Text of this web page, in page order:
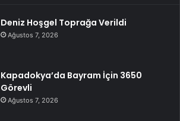
Deniz Hoşgel Toprağa Verildi
Ağustos 7, 2026
Kapadokya’da Bayram İçin 3650
Görevli
Ağustos 7, 2026